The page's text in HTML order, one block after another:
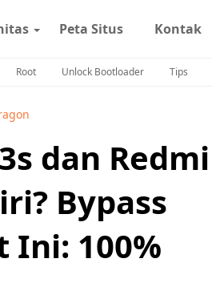
Peta Situs Kontak
Root Unlock Bootloader Tips
dan Redmi
Bypass
100%